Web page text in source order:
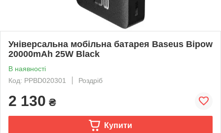
Універсальна мобільна батарея Baseus Bipow
20000mAh 25W Black
В наявності
Код: PPBD020301
Роздріб
2 130 ₴
Купити